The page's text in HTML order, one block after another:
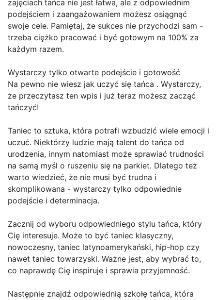
zajęciach tańca nie jest łatwa, ale z odpowiednim
podejściem i zaangażowaniem możesz osiągnąć
swoje cele. Pamiętaj, że sukces nie przychodzi sam -
trzeba ciężko pracować i być gotowym na 100% za
każdym razem.
Wystarczy tylko otwarte podejście i gotowość
Na pewno nie wiesz jak uczyć się tańca . Wystarczy,
że przeczytasz ten wpis i już teraz możesz zacząć
tańczyć!
Taniec to sztuka, która potrafi wzbudzić wiele emocji i
uczuć. Niektórzy ludzie mają talent do tańca od
urodzenia, innym natomiast może sprawiać trudności
na samą myśl o ruszeniu się na parkiet. Dlatego też
warto wiedzieć, że nie musi być trudna i
skomplikowana - wystarczy tylko odpowiednie
podejście i determinacja.
Zacznij od wyboru odpowiedniego stylu tańca, który
Cię interesuje. Może to być taniec klasyczny,
nowoczesny, taniec latynoamerykański, hip-hop czy
nawet taniec towarzyski. Ważne jest, aby wybrać to,
co naprawdę Cię inspiruje i sprawia przyjemność.
Następnie znajdź odpowiednią szkołę tańca, która